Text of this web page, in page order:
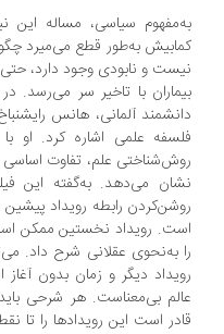
سیاسی، مساله این
به‌طور قطع می‌میرد چگونه
و نابودی وجود دارد، حتی در
با تاخیر سر می‌رسد. در این
علمی اشاره کرد. او با
علم، تفاوت اساسی میان
می‌دهد. به‌گفته این فیلسوف
رابطه رویداد پیشین با
رویداد نخستین ممکن است
به‌نحوی عقلانی شرح داد. می‌توان
دیگر و زمان بدون آغاز
بی‌معناست. هر شرحی باید بر
است این‌ رویدادها را تا نقطه‌ای